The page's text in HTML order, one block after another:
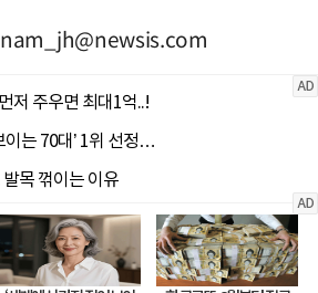
nam_jh@newsis.com